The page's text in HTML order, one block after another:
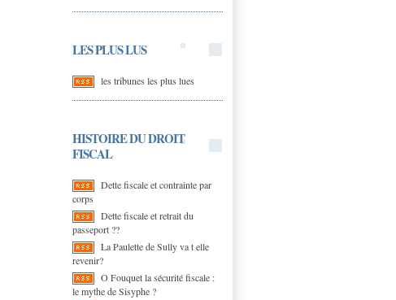
LES PLUS LUS
les tribunes les plus lues
HISTOIRE DU DROIT
FISCAL
Dette fiscale et contrainte par
corps
Dette fiscale et retrait du
passeport ??
La Paulette de Sully va t elle
revenir?
O Fouquet la sécurité fiscale :
le mythe de Sisyphe ?